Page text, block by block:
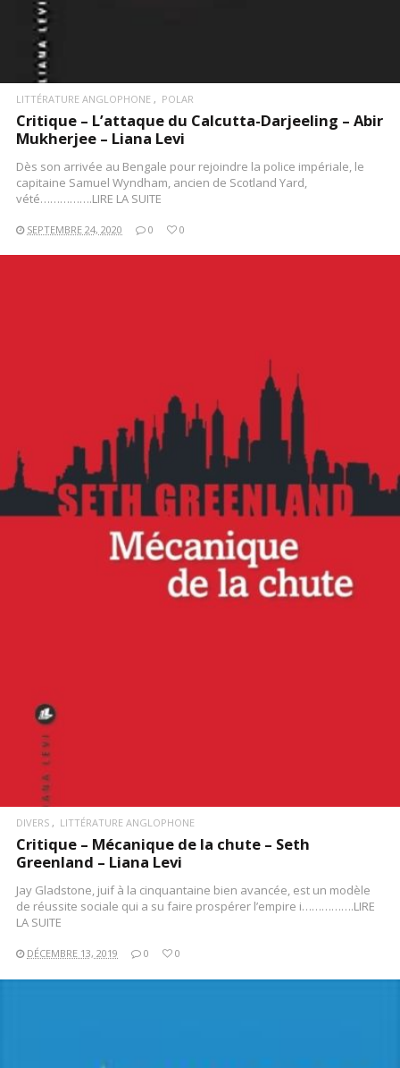
LITTÉRATURE ANGLOPHONE POLAR
Critique – L’attaque du Calcutta-Darjeeling – Abir
Mukherjee – Liana Levi
Dès son arrivée au Bengale pour rejoindre la police impériale, le
capitaine Samuel Wyndham, ancien de Scotland Yard,
vété…………….LIRE LA SUITE
SEPTEMBRE 24, 2020 0 0
LIRE LA SUITE
DIVERS LITTÉRATURE ANGLOPHONE
Critique – Mécanique de la chute – Seth
Greenland – Liana Levi
Jay Gladstone, juif à la cinquantaine bien avancée, est un modèle
de réussite sociale qui a su faire prospérer l’empire i…………….LIRE
LA SUITE
DÉCEMBRE 13, 2019 0 0